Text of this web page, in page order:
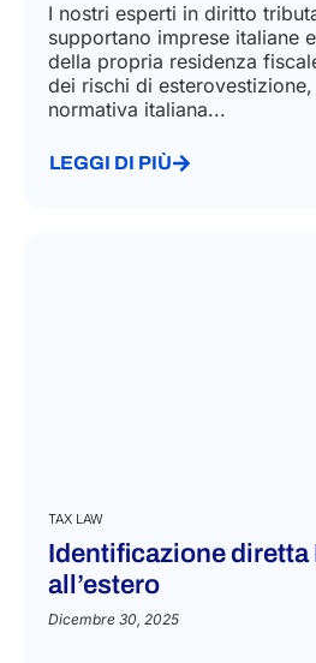
I nostri esperti in diritto
supportano imprese italiane
della propria residenza
dei rischi di
normativa italiana...
LEGGI DI PIÙ
TAX LAW
Identificazione diretta
all’estero
Dicembre 30, 2025